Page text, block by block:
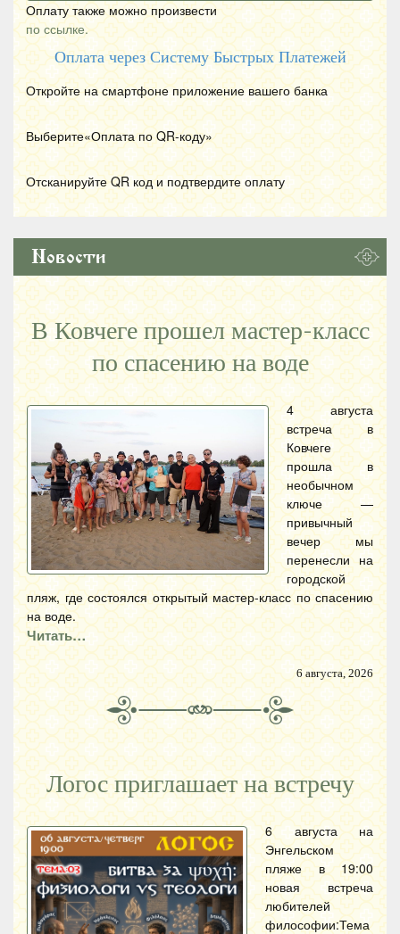
Оплату также можно произвести
по ссылке.
Оплата через Систему Быстрых Платежей
Откройте на смартфоне приложение вашего банка
Выберите«Оплата по QR-коду»
Отсканируйте QR код и подтвердите оплату
Новости
В Ковчеге прошел мастер-класс
по спасению на воде
4 августа
встреча в
Ковчеге
прошла в
необычном
ключе —
привычный
вечер мы
перенесли на
городской
пляж, где состоялся открытый мастер-класс по спасению
на воде.
Читать…
6 августа, 2026
Логос приглашает на встречу
6 августа на
Энгельском
пляже в 19:00
новая встреча
любителей
философии:Тема